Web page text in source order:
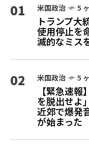
01 米国政治 5
トランプ
使用停止を
滅的なミス
02 米国政治 5
【緊急速
を脱出せよ
近郊で爆発
が始まった